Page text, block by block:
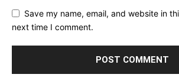
Save my name, email, and website in
next time I comment.